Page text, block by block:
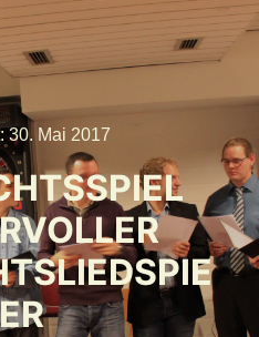
30. Mai 2017